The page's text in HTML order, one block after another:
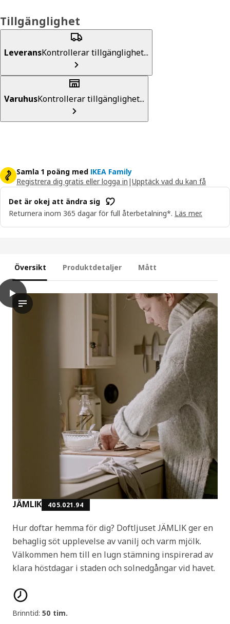
Tillgänglighet
LeveransKontrollerar tillgänglighet...
VaruhusKontrollerar tillgänglighet...
Samla 1 poäng med IKEA Family
Registrera dig gratis eller logga in |Upptäck vad du kan få
Det är okej att ändra sig
Returnera inom 365 dagar för full återbetalning*. Läs mer.
Översikt Produktdetaljer Mått
JÄMLIK 405.021.94
Hur doftar hemma för dig? Doftljuset JÄMLIK ger en
behaglig söt upplevelse av vanilj och varm mjölk.
Välkommen hem till en lugn stämning inspirerad av
klara höstdagar i staden och solnedgångar vid havet.
Produktens egenskaper
Brinntid: 50 tim.
play
Videon visar en närbild av någon som försiktigt häller ett
JÄMLIK Doftljus i keramikkruka, Vanilj/ljusbeige, 50 tim.